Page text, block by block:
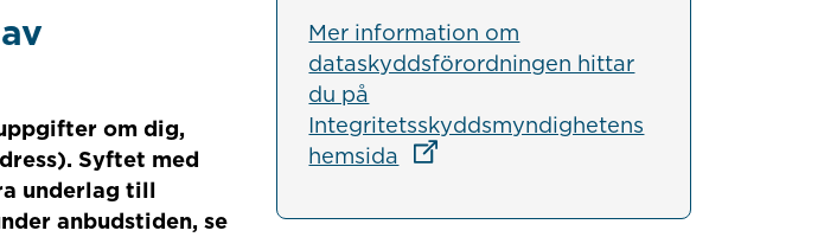
om dig,
Syftet med
underlag till
anbudstiden, se
Mer information om
dataskyddsförordningen hittar
du på
Integritetsskyddsmyndighetens
hemsida Länk till annan webbplats